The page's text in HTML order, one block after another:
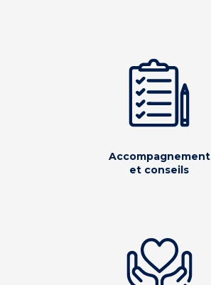
Accompagnement
et conseils